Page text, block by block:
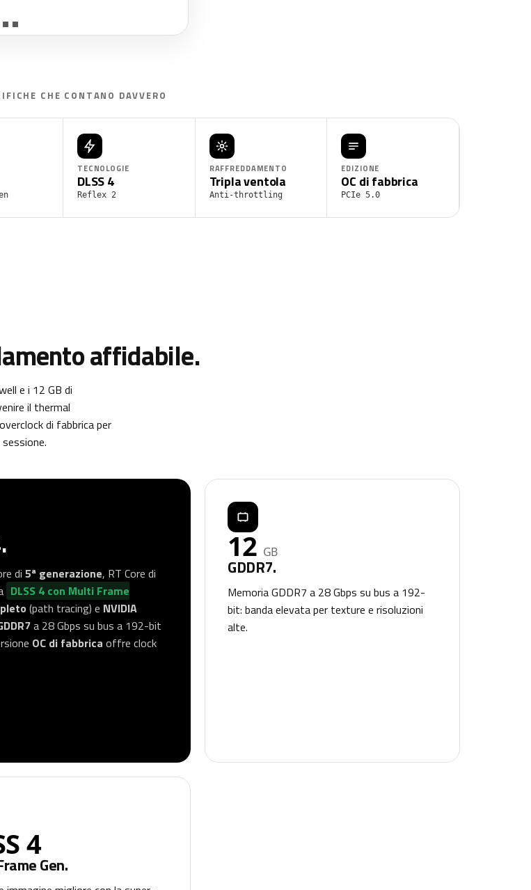
CHE CONTANO DAVVERO
TECNOLOGIE
DLSS 4
Reflex 2
RAFFREDDAMENTO
Tripla ventola
Anti-throttling
EDIZIONE
OC di fabbrica
PCIe 5.0
affidabile.
e i 12 GB di
il thermal
di fabbrica per
di 5ª generazione, RT Core di
DLSS 4 con Multi Frame
(path tracing) e NVIDIA
a 28 Gbps su bus a 192-bit
OC di fabbrica offre clock
12 GB
GDDR7.
Memoria GDDR7 a 28 Gbps su bus a 192-
bit: banda elevata per texture e risoluzioni
alte.
4
Gen.